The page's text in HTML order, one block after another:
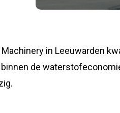
Machinery in Leeuwarden
de